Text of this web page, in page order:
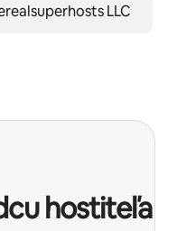
LLC
hostiteľa